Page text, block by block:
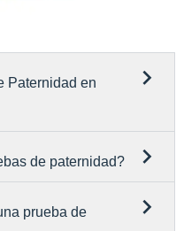
Paternidad en
de paternidad?
prueba de